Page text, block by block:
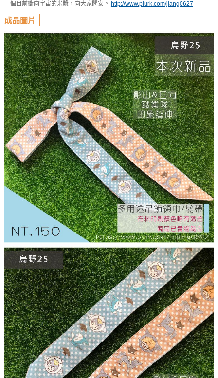
一個目前衝向宇宙的米漿，向大家問安。 http://www.plurk.com/jiang0627
成品圖片